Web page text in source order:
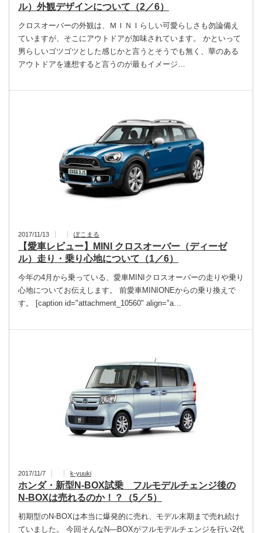
ル）外観デザインについて（2／6）
クロスオーバーの外観は、ＭＩＮＩらしい可愛らしさも勿論備え
ていますが、そこにアウトドアが加味されています。 かといって
男らしいゴツゴツとした感じかと言うとそうでも無く、華のある
アウトドアを連想すると言うのが最もイメージ…
2017/11/13 ぽこまる
【愛車レビュー】MINI クロスオーバー（ディーゼ
ル）走り・乗り心地について（1／6）
今年の4月から乗っている、愛車MINIクロスオーバーの走りや乗り
心地についてお伝えします。 前愛車MINIONEからの乗り換えで
す。 [caption id="attachment_10560" align="a…
2017/11/7 k-yuuki
ホンダ・新型N-BOX試乗 フルモデルチェンジ後の
N-BOXは売れるのか！？（5／5）
初期型のN-BOXは本当に爆発的に売れ、モデル末期まで売れ続け
ていました。 今回そんなN―BOXがフルモデルチェンジを行い2代